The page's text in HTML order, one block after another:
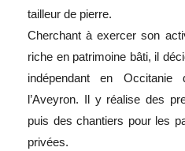
tailleur de pierre.
Cherchant à exercer son
riche en patrimoine bâti, il
indépendant en
l’Aveyron. Il y réalise des
puis des chantiers pour les
privées.